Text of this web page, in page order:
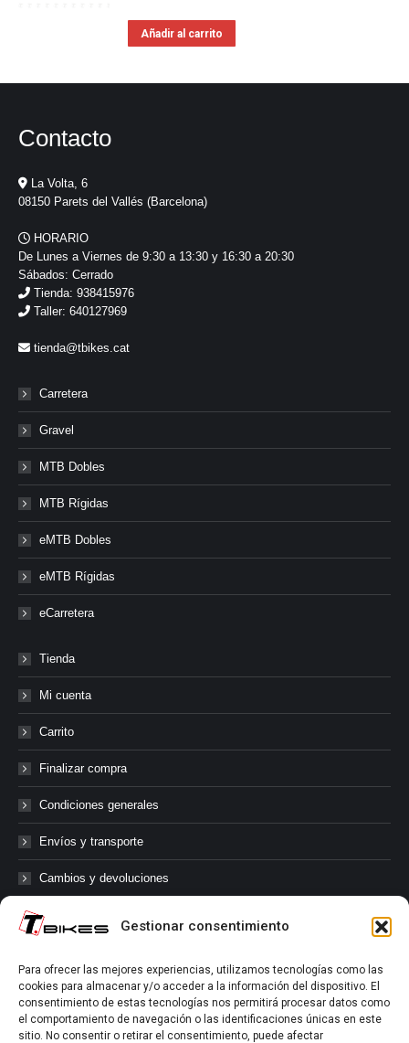
Gestionar consentimiento
Para ofrecer las mejores experiencias, utilizamos tecnologías como las
cookies para almacenar y/o acceder a la información del dispositivo. El
consentimiento de estas tecnologías nos permitirá procesar datos como
el comportamiento de navegación o las identificaciones únicas en este
sitio. No consentir o retirar el consentimiento, puede afectar
Añadir al carrito
Contacto
La Volta, 6
08150 Parets del Vallés (Barcelona)
HORARIO
De Lunes a Viernes de 9:30 a 13:30 y 16:30 a 20:30
Sábados: Cerrado
Tienda: 938415976
Taller: 640127969
tienda@tbikes.cat
Carretera
Gravel
MTB Dobles
MTB Rígidas
eMTB Dobles
eMTB Rígidas
eCarretera
Tienda
Mi cuenta
Carrito
Finalizar compra
Condiciones generales
Envíos y transporte
Cambios y devoluciones
@tbikes.cat #tbikes
Síguenos en las redes sociales de Tbikes, mantente informado de
nuestras novedades, productos, salidas en grupo, ofertas, sorteos ...
y muchos más!